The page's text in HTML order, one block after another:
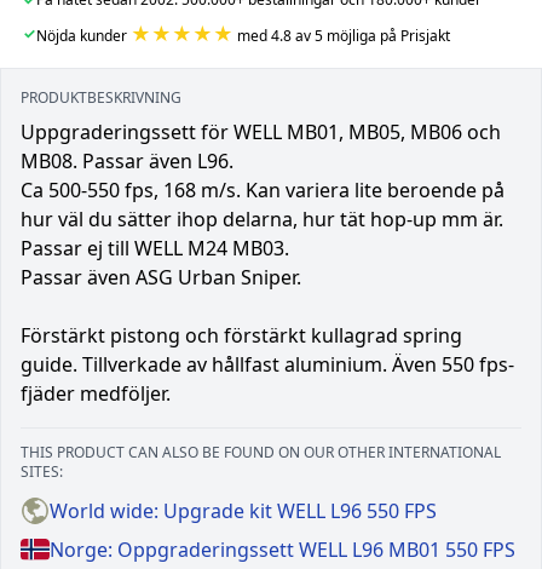
✓Nöjda kunder ★★★★★ med 4.8 av 5 möjliga på Prisjakt
PRODUKTBESKRIVNING
Uppgraderingssett för WELL MB01, MB05, MB06 och
MB08. Passar även L96.
Ca 500-550 fps, 168 m/s. Kan variera lite beroende på
hur väl du sätter ihop delarna, hur tät hop-up mm är.
Passar ej till WELL M24 MB03.
Passar även ASG Urban Sniper.
Förstärkt pistong och förstärkt kullagrad spring
guide. Tillverkade av hållfast aluminium. Även 550 fps-
fjäder medföljer.
THIS PRODUCT CAN ALSO BE FOUND ON OUR OTHER INTERNATIONAL
SITES:
World wide: Upgrade kit WELL L96 550 FPS
Norge: Oppgraderingssett WELL L96 MB01 550 FPS